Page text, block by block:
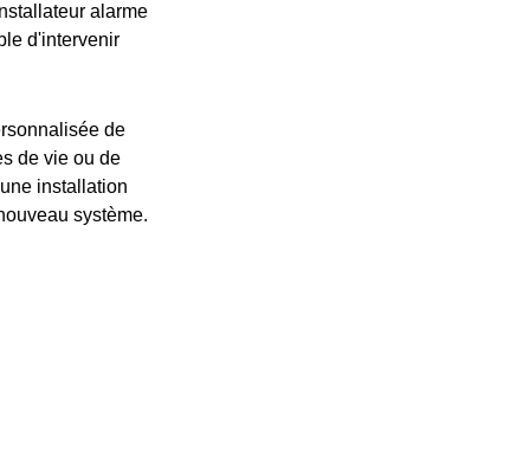
alarme
d'intervenir
de
de vie ou de
installation
système.